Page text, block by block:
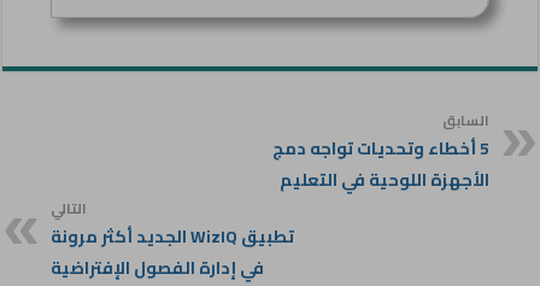
السابق
5 أخطاء وتحديات تواجه دمج
الأجهزة اللوحية في التعليم
التالي
تطبيق WizIQ الجديد أكثر مرونة
في إدارة الفصول الإفتراضية